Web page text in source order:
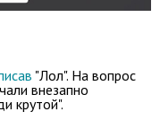
"Лол". На вопрос
внезапно
крутой".